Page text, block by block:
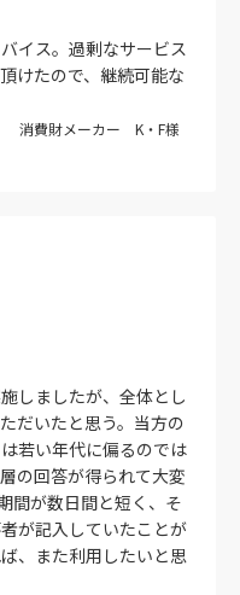
イス。過剰なサービス
けたので、継続可能な
消費財メーカー K・F様
しましたが、全体とし
だいたと思う。当方の
若い年代に偏るのでは
の回答が得られて大変
間が数日間と短く、そ
が記入していたことが
、また利用したいと思